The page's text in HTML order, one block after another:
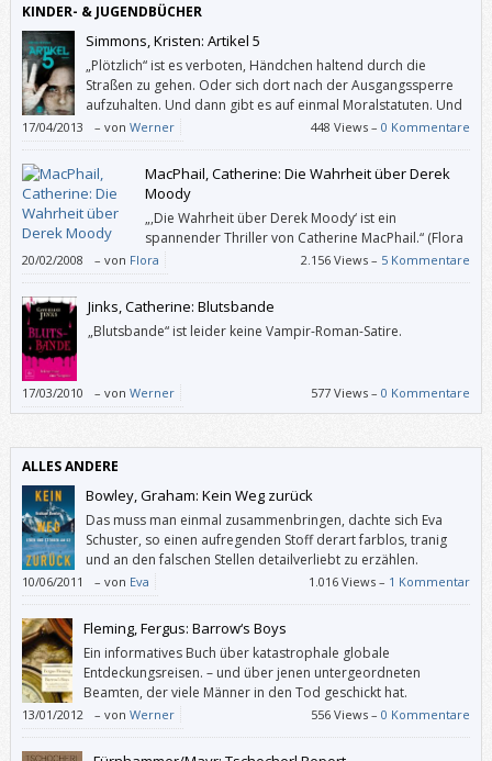
KINDER- & JUGENDBÜCHER
Simmons, Kristen: Artikel 5
„Plötzlich“ ist es verboten, Händchen haltend durch die
Straßen zu gehen. Oder sich dort nach der Ausgangssperre
aufzuhalten. Und dann gibt es auf einmal Moralstatuten. Und
eine Polizei mit mehr Befugnissen. Schließlich verschwinden
Menschen. Die werden schon etwas angestellt haben. Wer rechnet denn
damit, dass es auch eine/n selbst treffen könnte?
17/04/2013 – von Werner 448 Views –0 Kommentare
MacPhail, Catherine: Die Wahrheit über Derek
Moody
„,Die Wahrheit über Derek Moody‘ ist ein
spannender Thriller von Catherine MacPhail.“ (Flora
Schuster (dzt. 10 Jahre alt))
20/02/2008 – von Flora 2.156 Views – 5 Kommentare
Jinks, Catherine: Blutsbande
„Blutsbande“ ist leider keine Vampir-Roman-Satire.
17/03/2010 – von Werner 577 Views –0 Kommentare
ALLES ANDERE
Bowley, Graham: Kein Weg zurück
Das muss man einmal zusammenbringen, dachte sich Eva
Schuster, so einen aufregenden Stoff derart farblos, tranig
und an den falschen Stellen detailverliebt zu erzählen.
10/06/2011 – von Eva 1.016 Views – 1 Kommentar
Fleming, Fergus: Barrow‘s Boys
Ein informatives Buch über katastrophale globale
Entdeckungsreisen. – und über jenen untergeordneten
Beamten, der viele Männer in den Tod geschickt hat.
13/01/2012 – von Werner 556 Views –0 Kommentare